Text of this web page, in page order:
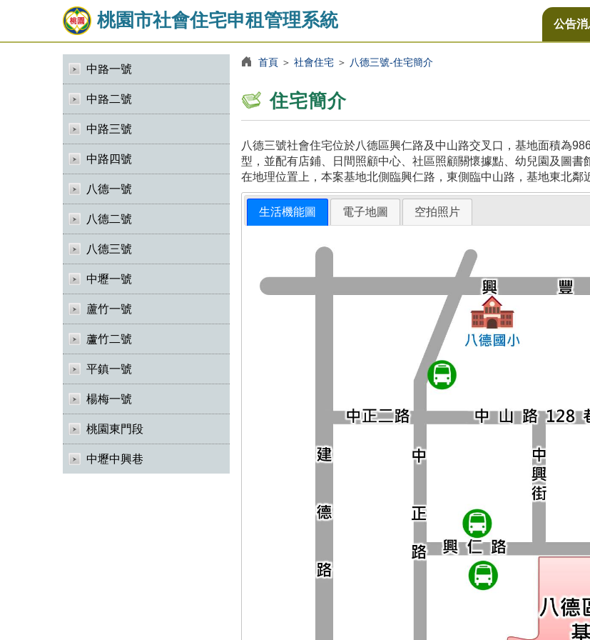
桃園市社會住宅申租管理系統 公告消
中路一號
中路二號
中路三號
中路四號
八德一號
八德二號
八德三號
中壢一號
蘆竹一號
蘆竹二號
平鎮一號
楊梅一號
桃園東門段
中壢中興巷
首頁＞ 社會住宅＞ 八德三號-住宅簡介
住宅簡介
八德三號社會住宅位於八德區興仁路及中山路交叉口，基地面積為
型，並配有店鋪、日間照顧中心、社區照顧關懷據點、幼兒園及圖書
在地理位置上，本案基地北側臨興仁路，東側臨中山路，基地東北鄰
生活機能圖 電子地圖 空拍照片